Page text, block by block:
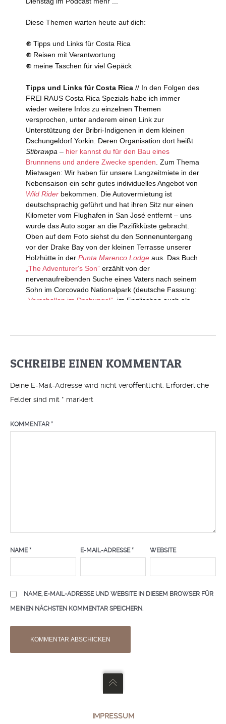
SCHREIBE EINEN KOMMENTAR
Deine E-Mail-Adresse wird nicht veröffentlicht. Erforderliche
Felder sind mit * markiert
KOMMENTAR *
NAME* E-MAIL-ADRESSE* WEBSITE
NAME, E-MAIL-ADRESSE UND WEBSITE IN DIESEM BROWSER FÜR
MEINEN NÄCHSTEN KOMMENTAR SPEICHERN.
IMPRESSUM